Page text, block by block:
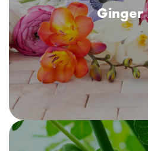
Ginger
Un parfum floral, ca o oază
de crin ce decorează poteca spre
fresh de citrice, petale verzi, frezii
de mosc.